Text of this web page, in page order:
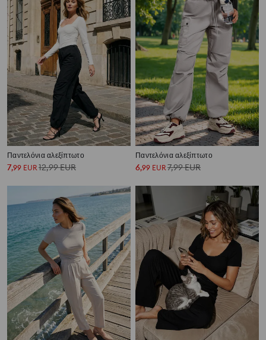
Παντελόνια αλεξίπτωτο
7,99 EUR12,99EUR
Παντελόνια αλεξίπτωτο
6,99 EUR7,99EUR